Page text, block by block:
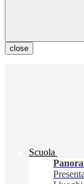
close
Scuola